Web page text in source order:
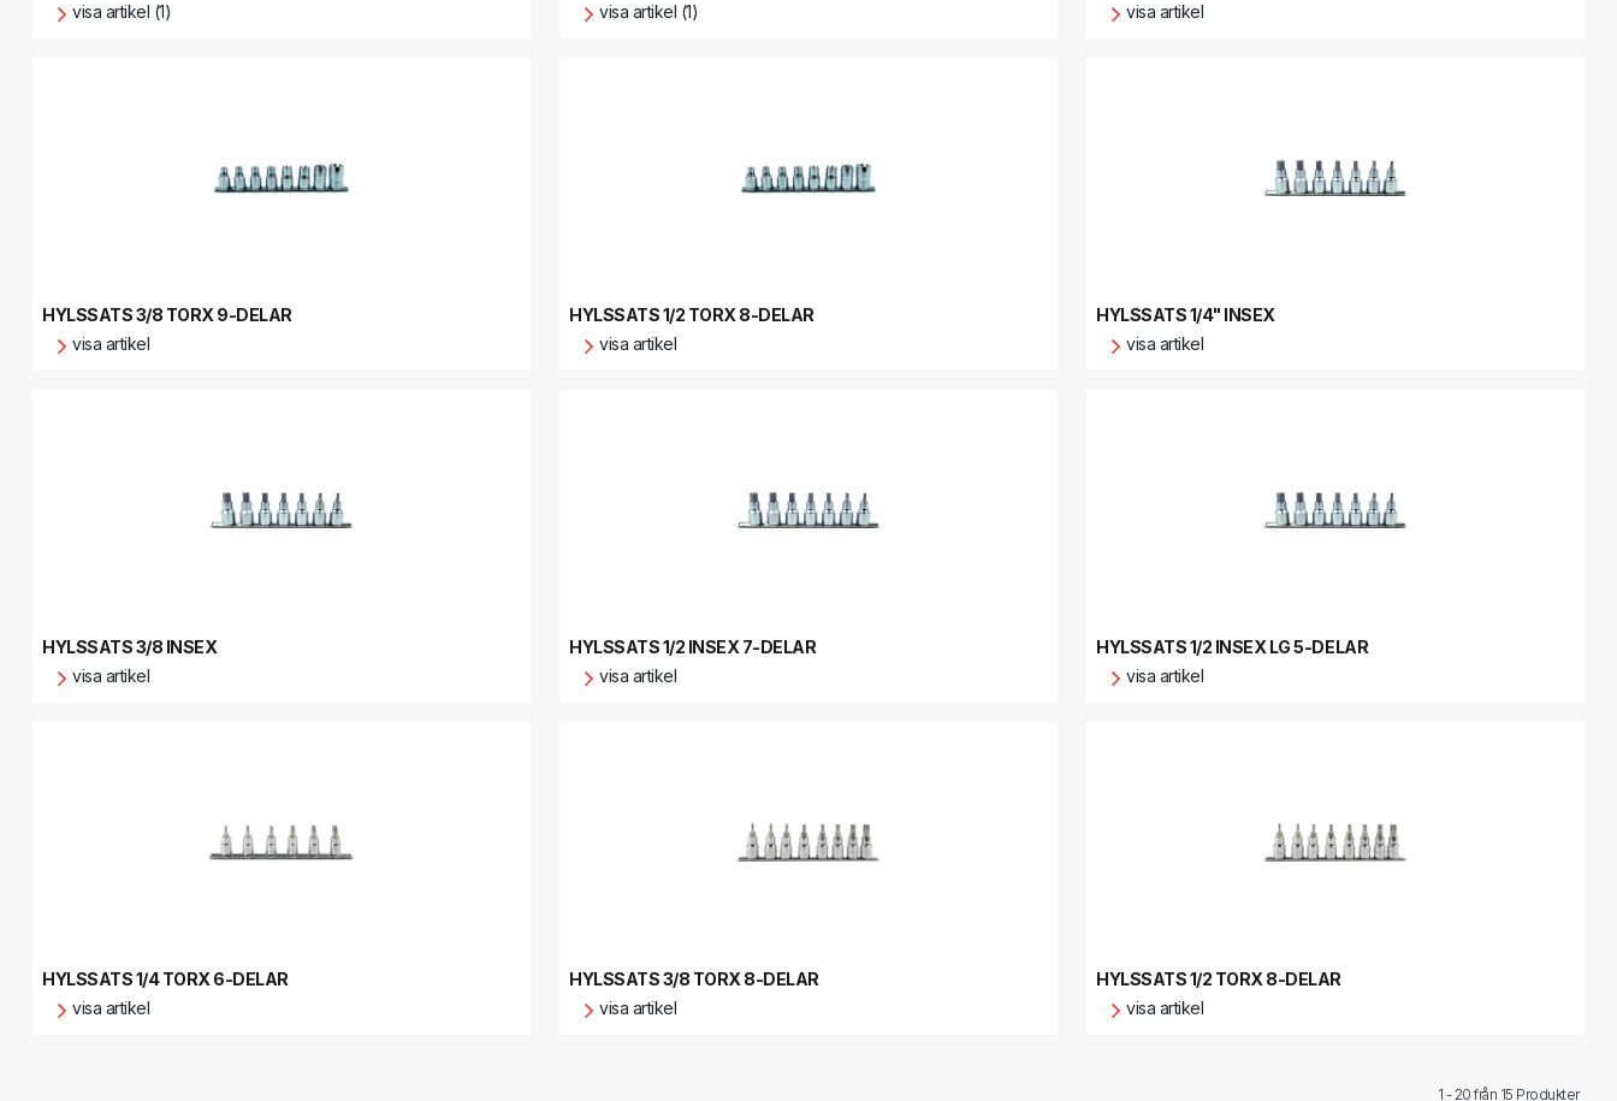
visa artikel (1)
visa artikel (1)
visa artikel
HYLSSATS 3/8 TORX 9-DELAR
visa artikel
HYLSSATS 1/2 TORX 8-DELAR
visa artikel
HYLSSATS 1/4" INSEX
visa artikel
HYLSSATS 3/8 INSEX
visa artikel
HYLSSATS 1/2 INSEX 7-DELAR
visa artikel
HYLSSATS 1/2 INSEX LG 5-DELAR
visa artikel
HYLSSATS 1/4 TORX 6-DELAR
visa artikel
HYLSSATS 3/8 TORX 8-DELAR
visa artikel
HYLSSATS 1/2 TORX 8-DELAR
visa artikel
1 - 20 från 15 Produkter